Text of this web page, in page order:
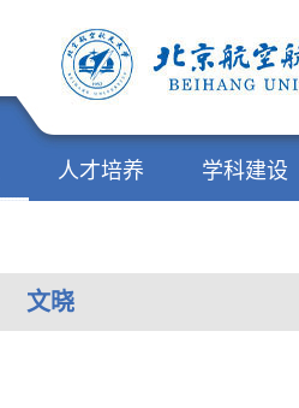
人才培养 学科建设
文晓